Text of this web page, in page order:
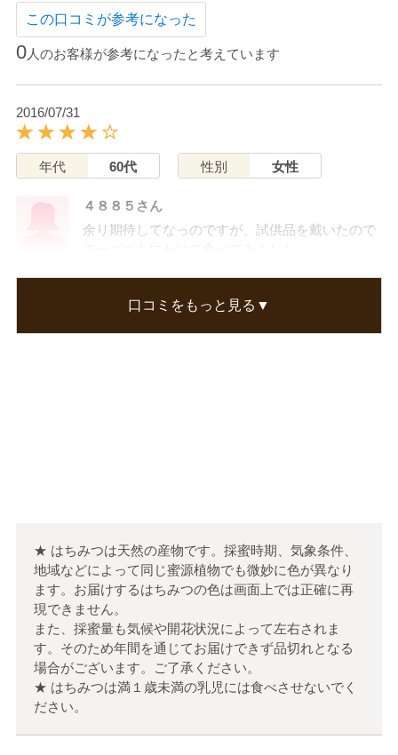
この口コミが参考になった
0人のお客様が参考になったと考えています
2016/07/31
年代 60代 性別 女性
４８８５さん
余り期待してなっのですが、試供品を戴いたので
このような蜂蜜が存在すると言う事に驚きまし
口コミをもっと見る▼
★ はちみつは天然の産物です。採蜜時期、気象条件、
地域などによって同じ蜜源植物でも微妙に色が異なり
ます。お届けするはちみつの色は画面上では正確に再
現できません。
また、採蜜量も気候や開花状況によって左右されま
す。そのため年間を通じてお届けできず品切れとなる
場合がございます。ご了承ください。
★ はちみつは満１歳未満の乳児には食べさせないでく
ださい。